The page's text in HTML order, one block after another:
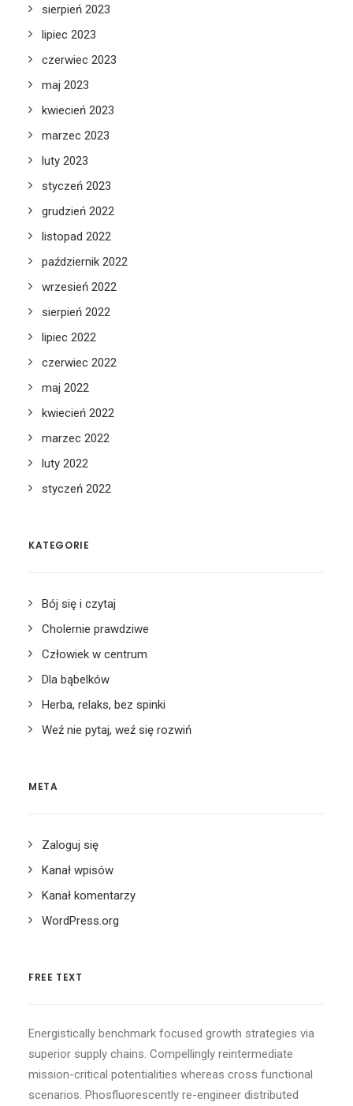
sierpień 2023
lipiec 2023
czerwiec 2023
maj 2023
kwiecień 2023
marzec 2023
luty 2023
styczeń 2023
grudzień 2022
listopad 2022
październik 2022
wrzesień 2022
sierpień 2022
lipiec 2022
czerwiec 2022
maj 2022
kwiecień 2022
marzec 2022
luty 2022
styczeń 2022
KATEGORIE
Bój się i czytaj
Cholernie prawdziwe
Człowiek w centrum
Dla bąbelków
Herba, relaks, bez spinki
Weź nie pytaj, weź się rozwiń
META
Zaloguj się
Kanał wpisów
Kanał komentarzy
WordPress.org
FREE TEXT
Energistically benchmark focused growth strategies via
superior supply chains. Compellingly reintermediate
mission-critical potentialities whereas cross functional
scenarios. Phosfluorescently re-engineer distributed